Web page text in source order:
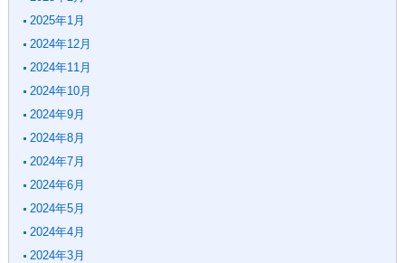
2025年1月
2024年12月
2024年11月
2024年10月
2024年9月
2024年8月
2024年7月
2024年6月
2024年5月
2024年4月
2024年3月